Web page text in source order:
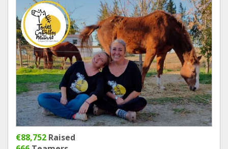
€88,752 Raised